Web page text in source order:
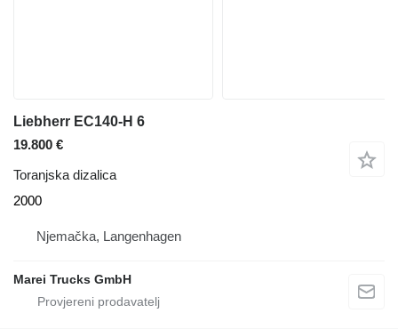
Liebherr EC140-H 6
19.800 €
Toranjska dizalica
2000
Njemačka, Langenhagen
Marei Trucks GmbH